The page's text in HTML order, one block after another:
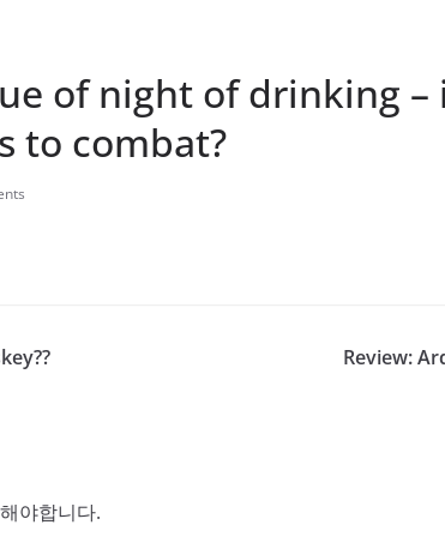
of night of drinking –
to combat?
Review:
해야합니다.